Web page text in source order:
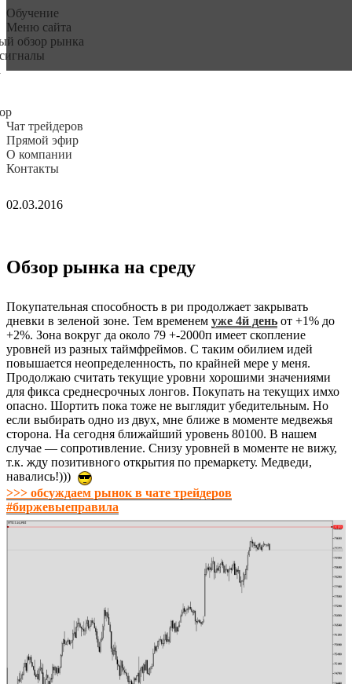
Обучение
Меню сайта
обзор рынка
Чат трейдеров
Прямой эфир
О компании
Контакты
02.03.2016
Обзор рынка на среду
Покупательная способность в ри продолжает закрывать
дневки в зеленой зоне. Тем временем уже 4й день от +1% до
+2%. Зона вокруг да около 79 +-2000п имеет скопление
уровней из разных таймфреймов. С таким обилием идей
повышается неопределенность, по крайней мере у меня.
Продолжаю считать текущие уровни хорошими значениями
для фикса среднесрочных лонгов. Покупать на текущих имхо
опасно. Шортить пока тоже не выглядит убедительным. Но
если выбирать одно из двух, мне ближе в моменте медвежья
сторона. На сегодня ближайший уровень 80100. В нашем
случае — сопротивление. Снизу уровней в моменте не вижу,
т.к. жду позитивного открытия по премаркету. Медведи,
навались!)))
>>> обсуждаем рынок в чате трейдеров
#биржевыеправила